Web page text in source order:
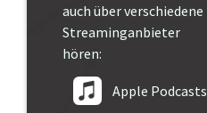
auch über verschiedene
Streaminganbieter
hören:
Apple Podcasts